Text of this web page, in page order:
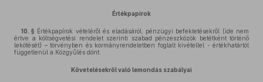
Értékpapírok
10. § Értékpapírok vételéről és eladásáról, pénzügyi befektetésekről (ide nem
értve a költségvetési rendelet szerinti szabad pénzeszközök betétként történő
lekötését) – törvényben és kormányrendeletben foglalt kivétellel - értékhatártól
függetlenül a Közgyűlés dönt.
Követelésekről való lemondás szabályai